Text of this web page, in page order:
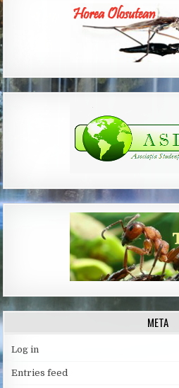
META
Log in
Entries feed